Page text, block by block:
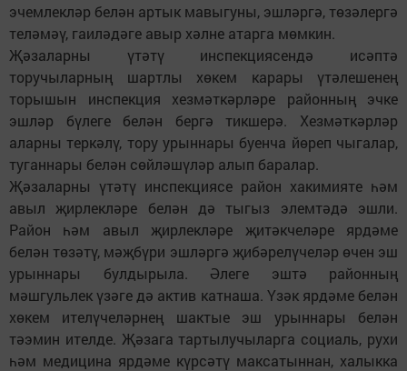
эчемлекләр белән артык мавыгуны, эшләргә, төзәлергә
теләмәү, гаиләдәге авыр хәлне атарга мөмкин.
Җәзаларны үтәтү инспекциясендә исәптә
торучыларның шартлы хөкем карары үтәлешенең
торышын инспекция хезмәткәрләре районның эчке
эшләр бүлеге белән бергә тикшерә. Хезмәткәрләр
аларны теркәлү, тору урыннары буенча йөреп чыгалар,
туганнары белән сөйләшүләр алып баралар.
Җәзаларны үтәтү инспекциясе район хакимияте һәм
авыл җирлекләре белән дә тыгыз элемтәдә эшли.
Район һәм авыл җирлекләре җитәкчеләре ярдәме
белән төзәтү, мәҗбүри эшләргә җибәрелүчеләр өчен эш
урыннары булдырыла. Әлеге эштә районның
мәшгульлек үзәге дә актив катнаша. Үзәк ярдәме белән
хөкем ителүчеләрнең шактые эш урыннары белән
тәэмин ителде. Җәзага тартылучыларга социаль, рухи
һәм медицина ярдәме күрсәтү максатыннан, халыкка